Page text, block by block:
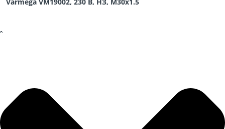
Varmega VM19002, 230 В, НЗ, M30х1.5